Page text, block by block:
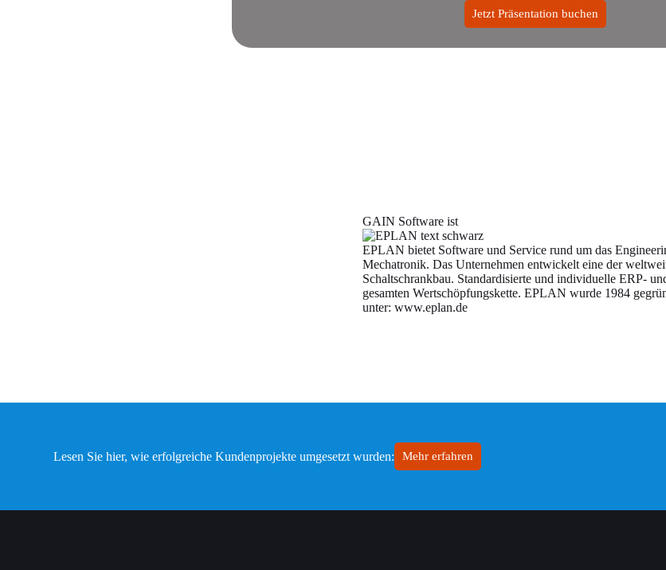
Jetzt Präsentation buchen
GAIN Software ist
EPLAN bietet Software und Service rund um das
Mechatronik. Das Unternehmen entwickelt eine der
Schaltschrankbau. Standardisierte und individuelle ERP-
gesamten Wertschöpfungskette. EPLAN wurde 1984
unter: www.eplan.de
Lesen Sie hier, wie erfolgreiche Kundenprojekte umgesetzt wurden: Mehr erfahren